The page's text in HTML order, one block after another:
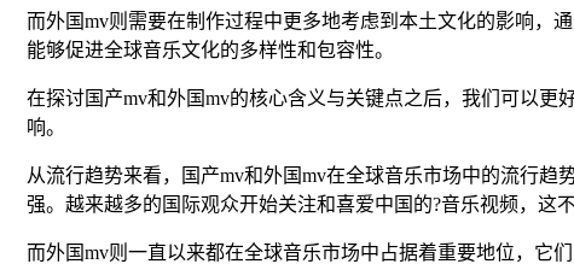
而外国mv则需要在制作过程中更多地考虑到本土文化的影响，
能够促进全球音乐文化的多样性和包容性。
在探讨国产mv和外国mv的核心含义与关键点之后，我们可以
响。
从流行趋势来看，国产mv和外国mv在全球音乐市场中的流行
强。越来越多的国际观众开始关注和喜爱中国的?音乐视频，这
而外国mv则一直以来都在全球音乐市场中占据着重要地位，它